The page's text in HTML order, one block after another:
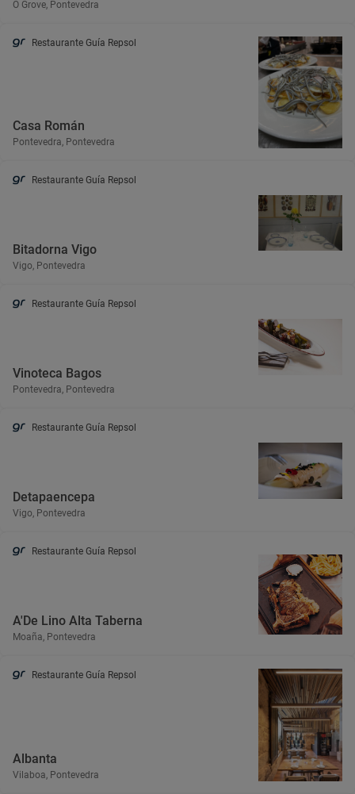
O Grove, Pontevedra
Restaurante Guía Repsol
Casa Román
Pontevedra, Pontevedra
Restaurante Guía Repsol
Bitadorna Vigo
Vigo, Pontevedra
Restaurante Guía Repsol
Vinoteca Bagos
Pontevedra, Pontevedra
Restaurante Guía Repsol
Detapaencepa
Vigo, Pontevedra
Restaurante Guía Repsol
A'De Lino Alta Taberna
Moaña, Pontevedra
Restaurante Guía Repsol
Albanta
Vilaboa, Pontevedra